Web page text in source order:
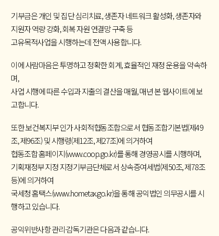
기부금은 개인 및 집단 심리치료, 생존자 네트워크 활성화, 생존자와
지원자 역량 강화, 회복 자원 연결망 구축 등
고유목적사업을 시행하는데 전액 사용합니다.
이에 사람마음은 투명하고 정확한 회계, 효율적인 재정 운용을 약속하
며,
사업 시행에 따른 수입과 지출의 결산을 매월, 매년 본 웹사이트에 보
고합니다.
또한 보건복지부 인가 사회적협동조합으로서 협동조합기본법(제49
조, 제96조) 및 시행령(제12조, 제27조)에 의거하여
협동조합 홈페이지(www.coop.go.kr)를 통해 경영공시를 시행하며,
기획재정부 지정 지정기부금단체로서 상속증여세법(제50조, 제78조
등)에 의거하여
국세청 홈택스(www.hometax.go.kr)을 통해 공익법인 의무공시를 시
행하고 있습니다.
공익위반사항 관리·감독기관은 다음과 같습니다.